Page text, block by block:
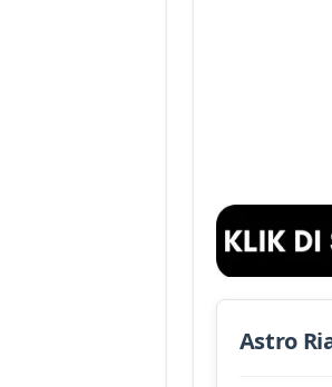
Astro